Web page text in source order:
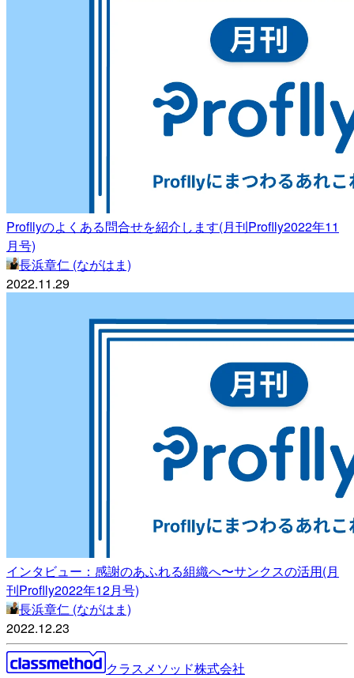
Profllyのよくある問合せを紹介します(月刊Proflly2022年11
月号)
長浜章仁 (ながはま)
2022.11.29
インタビュー：感謝のあふれる組織へ〜サンクスの活用(月
刊Proflly2022年12月号)
長浜章仁 (ながはま)
2022.12.23
クラスメソッド株式会社